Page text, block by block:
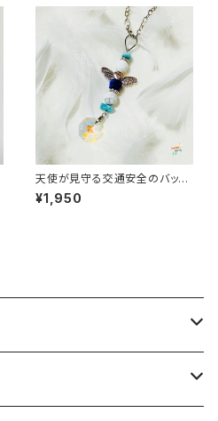
天使が見守る交通安全のバッグ
チャーム
¥1,950